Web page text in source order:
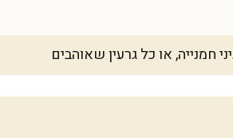
חמנייה, או כל גרעין שאוהבים